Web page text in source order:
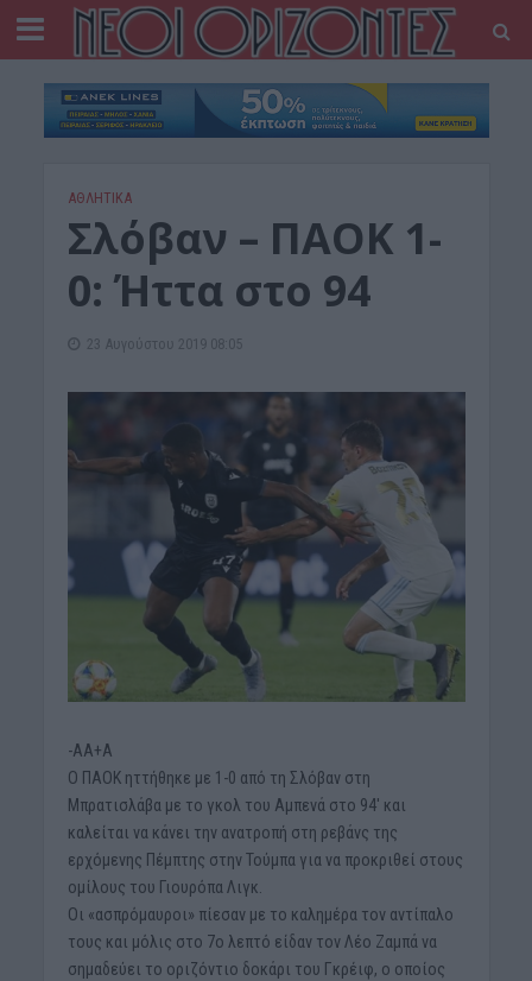
ΑΘΛΗΤΙΚΑ
Σλόβαν – ΠΑΟΚ 1-
0: Ήττα στο 94
23 Αυγούστου 2019 08:05
-AA+A
O ΠΑΟΚ ηττήθηκε με 1-0 από τη Σλόβαν στη
Μπρατισλάβα με το γκολ του Αμπενά στο 94′ και
καλείται να κάνει την ανατροπή στη ρεβάνς της
ερχόμενης Πέμπτης στην Τούμπα για να προκριθεί στους
ομίλους του Γιουρόπα Λιγκ.
Οι «ασπρόμαυροι» πίεσαν με το καλημέρα τον αντίπαλο
τους και μόλις στο 7ο λεπτό είδαν τον Λέο Ζαμπά να
σημαδεύει το οριζόντιο δοκάρι του Γκρέιφ, ο οποίος